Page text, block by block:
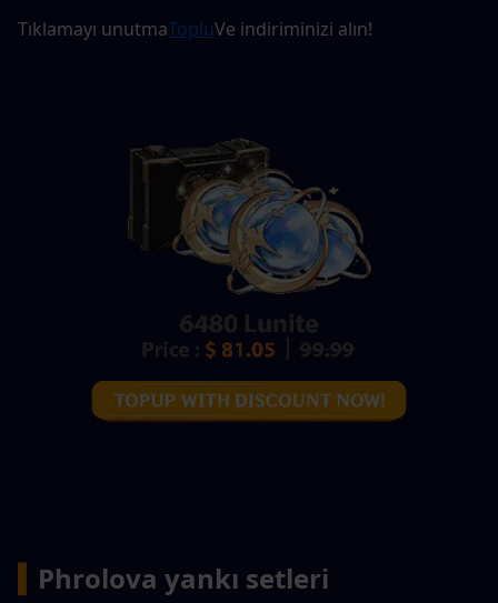
Tıklamayı unutmaTopluVe indiriminizi alın!
Phrolova yankı setleri